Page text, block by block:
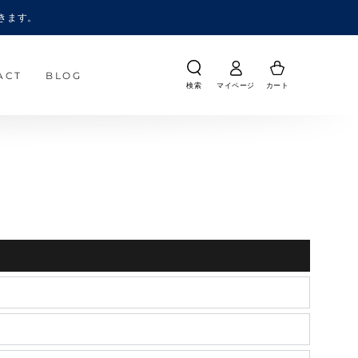
す。
BLOG
検索 マイページ カート